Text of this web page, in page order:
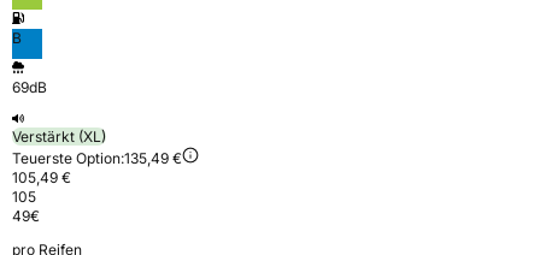
B
69dB
Verstärkt (XL)
Teuerste Option:135,49 €
105,49 €
105
49€
pro Reifen